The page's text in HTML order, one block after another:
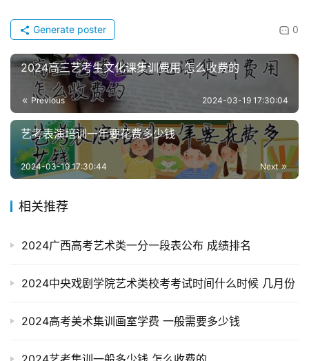
0
Generate poster
2024高三艺考生文化课集训费用 怎么收费的
Previous 2024-03-19 17:30:04
艺考表演培训一年要花费多少钱
Next
2024-03-19 17:30:44
相关推荐
2024广西高考艺术类一分一段表公布 成绩排名
2024中央戏剧学院艺术类校考考试时间什么时候 几月份
2024高考美术集训画室学费 一般需要多少钱